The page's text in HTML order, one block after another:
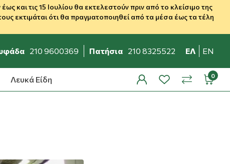
και τις 15 Ιουλίου θα εκτελεστούν πριν από το κλείσιμο της
εκτιμάται ότι θα πραγματοποιηθεί από τα μέσα έως τα τέλη
210 9600369 Πατήσια 210 8325522 ΕΛ EN
Λευκά Είδη profilewishlistcompare